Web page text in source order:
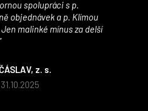
z. s.
obchodu je 5 z 5 hvězdiček.
31.10.2025
spolupráci s p.
objednávek a p. Klímou